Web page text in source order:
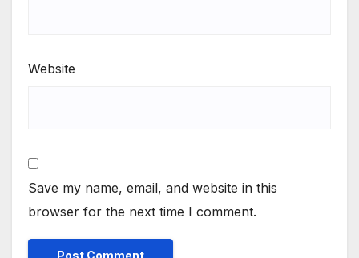
Website
Save my name, email, and website in this
browser for the next time I comment.